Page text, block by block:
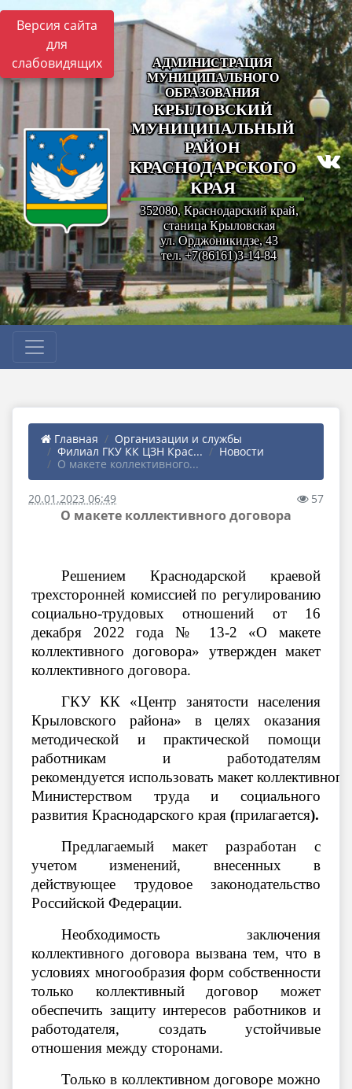
Версия сайта
для
слабовидящих
АДМИНИСТРАЦИЯ
МУНИЦИПАЛЬНОГО
ОБРАЗОВАНИЯ
КРЫЛОВСКИЙ
МУНИЦИПАЛЬНЫЙ
РАЙОН
КРАСНОДАРСКОГО
КРАЯ
352080, Краснодарский край,
станица Крыловская
ул. Орджоникидзе, 43
тел. +7(86161)3-14-84
Главная
Организации и службы
Филиал ГКУ КК ЦЗН Крас...
Новости
О макете коллективного...
20.01.2023 06:49 57
О макете коллективного договора
Решением Краснодарской краевой
трехсторонней комиссией по регулированию
социально-трудовых отношений от 16
декабря 2022 года № 13-2 «О макете
коллективного договора» утвержден макет
коллективного договора.
ГКУ КК «Центр занятости населения
Крыловского района» в целях оказания
методической и практической помощи
работникам и работодателям
рекомендуется использовать макет
Министерством труда и социального
развития Краснодарского края (прилагается).
Предлагаемый макет разработан с
учетом изменений, внесенных в
действующее трудовое законодательство
Российской Федерации.
Необходимость заключения
коллективного договора вызвана тем, что в
условиях многообразия форм собственности
только коллективный договор может
обеспечить защиту интересов работников и
работодателя, создать устойчивые
отношения между сторонами.
Только в коллективном договоре можно